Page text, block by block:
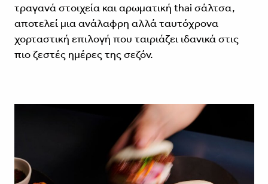
τραγανά στοιχεία και αρωματική thai σάλτσα,
αποτελεί μια ανάλαφρη αλλά ταυτόχρονα
χορταστική επιλογή που ταιριάζει ιδανικά στις
πιο ζεστές ημέρες της σεζόν.